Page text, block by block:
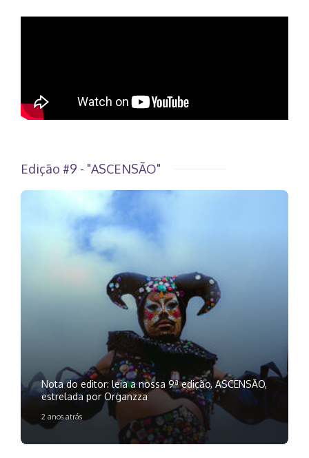
Edição #9 - "ASCENSÃO"
Nota do editor: leia a nossa 9ª edição, ASCENSÃO,
estrelada por Organzza
2 anos atrás